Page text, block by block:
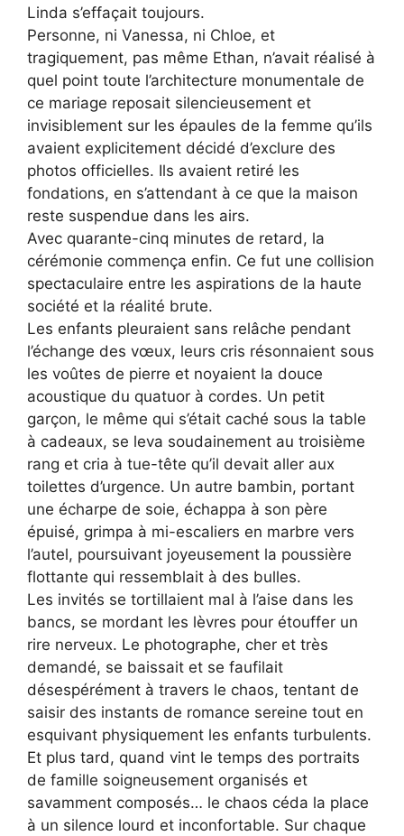
Linda s’effaçait toujours.
Personne, ni Vanessa, ni Chloe, et
tragiquement, pas même Ethan, n’avait réalisé à
quel point toute l’architecture monumentale de
ce mariage reposait silencieusement et
invisiblement sur les épaules de la femme qu’ils
avaient explicitement décidé d’exclure des
photos officielles. Ils avaient retiré les
fondations, en s’attendant à ce que la maison
reste suspendue dans les airs.
Avec quarante-cinq minutes de retard, la
cérémonie commença enfin. Ce fut une collision
spectaculaire entre les aspirations de la haute
société et la réalité brute.
Les enfants pleuraient sans relâche pendant
l’échange des vœux, leurs cris résonnaient sous
les voûtes de pierre et noyaient la douce
acoustique du quatuor à cordes. Un petit
garçon, le même qui s’était caché sous la table
à cadeaux, se leva soudainement au troisième
rang et cria à tue-tête qu’il devait aller aux
toilettes d’urgence. Un autre bambin, portant
une écharpe de soie, échappa à son père
épuisé, grimpa à mi-escaliers en marbre vers
l’autel, poursuivant joyeusement la poussière
flottante qui ressemblait à des bulles.
Les invités se tortillaient mal à l’aise dans les
bancs, se mordant les lèvres pour étouffer un
rire nerveux. Le photographe, cher et très
demandé, se baissait et se faufilait
désespérément à travers le chaos, tentant de
saisir des instants de romance sereine tout en
esquivant physiquement les enfants turbulents.
Et plus tard, quand vint le temps des portraits
de famille soigneusement organisés et
savamment composés… le chaos céda la place
à un silence lourd et inconfortable. Sur chaque